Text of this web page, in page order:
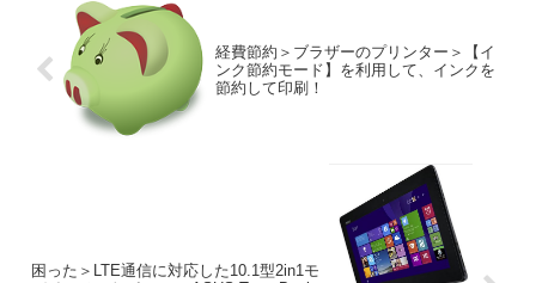
経費節約＞ブラザーのプリンター＞【イ
ンク節約モード】を利用して、インクを
節約して印刷！
困った＞LTE通信に対応した10.1型2in1モ